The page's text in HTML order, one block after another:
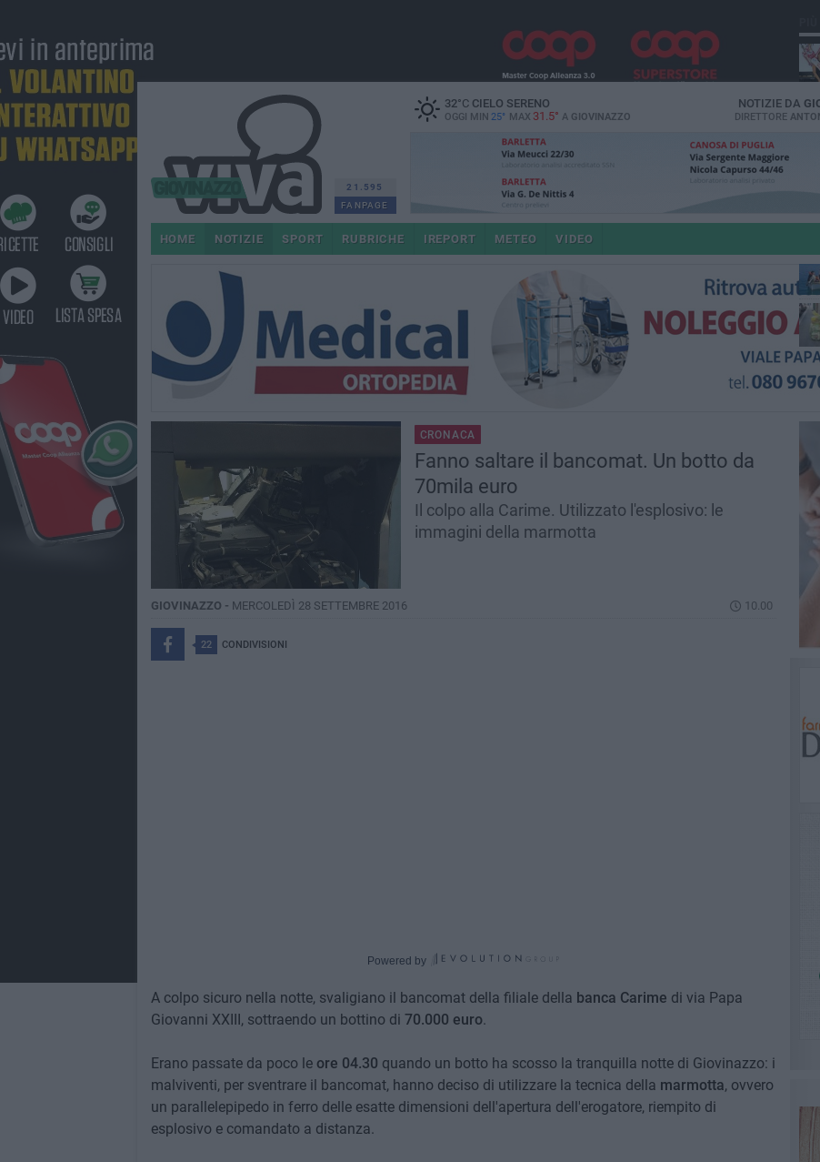
21.595
FANPAGE
32°CCIELO SERENO
OGGI MIN 25° MAX 31.5° A GIOVINAZZO
NOTIZIE DA
DIRETTORE
HOME NOTIZIE SPORT RUBRICHE IREPORT METEO VIDEO
CRONACA
Fanno saltare il bancomat. Un botto da
70mila euro
Il colpo alla Carime. Utilizzato l'esplosivo: le
immagini della marmotta
GIOVINAZZO - MERCOLEDÌ 28 SETTEMBRE 2016 10.00
22 CONDIVISIONI
Powered by
A colpo sicuro nella notte, svaligiano il bancomat della filiale della banca Carime di via Papa
Giovanni XXIII, sottraendo un bottino di 70.000 euro.
Erano passate da poco le ore 04.30 quando un botto ha scosso la tranquilla notte di Giovinazzo: i
malviventi, per sventrare il bancomat, hanno deciso di utilizzare la tecnica della marmotta, ovvero
un parallelepipedo in ferro delle esatte dimensioni dell'apertura dell'erogatore, riempito di
esplosivo e comandato a distanza.